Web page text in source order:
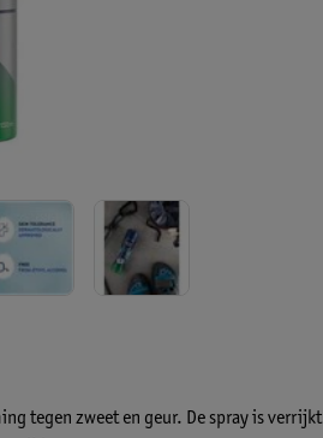
tegen zweet en geur. De spray is verrijkt